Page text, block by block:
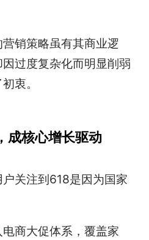
销策略虽有其商业逻
过度复杂化而明显削弱
衷。
成核心增长驱动
关注到618是因为国家
商大促体系，覆盖家